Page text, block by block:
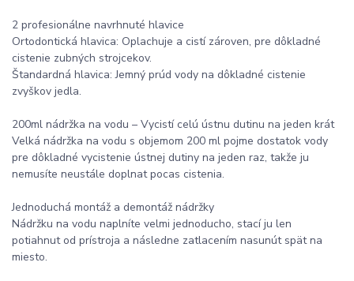
2 profesionálne navrhnuté hlavice
Ortodontická hlavica: Oplachuje a cistí zároven, pre dôkladné
cistenie zubných strojcekov.
Štandardná hlavica: Jemný prúd vody na dôkladné cistenie
zvyškov jedla.
200ml nádržka na vodu – Vycistí celú ústnu dutinu na jeden krát
Velká nádržka na vodu s objemom 200 ml pojme dostatok vody
pre dôkladné vycistenie ústnej dutiny na jeden raz, takže ju
nemusíte neustále doplnat pocas cistenia.
Jednoduchá montáž a demontáž nádržky
Nádržku na vodu naplníte velmi jednoducho, stací ju len
potiahnut od prístroja a následne zatlacením nasunút spät na
miesto.